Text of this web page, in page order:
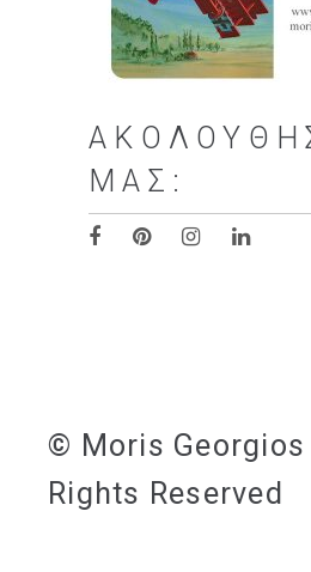
ΜΑΣ:
© Moris
Rights Reserved